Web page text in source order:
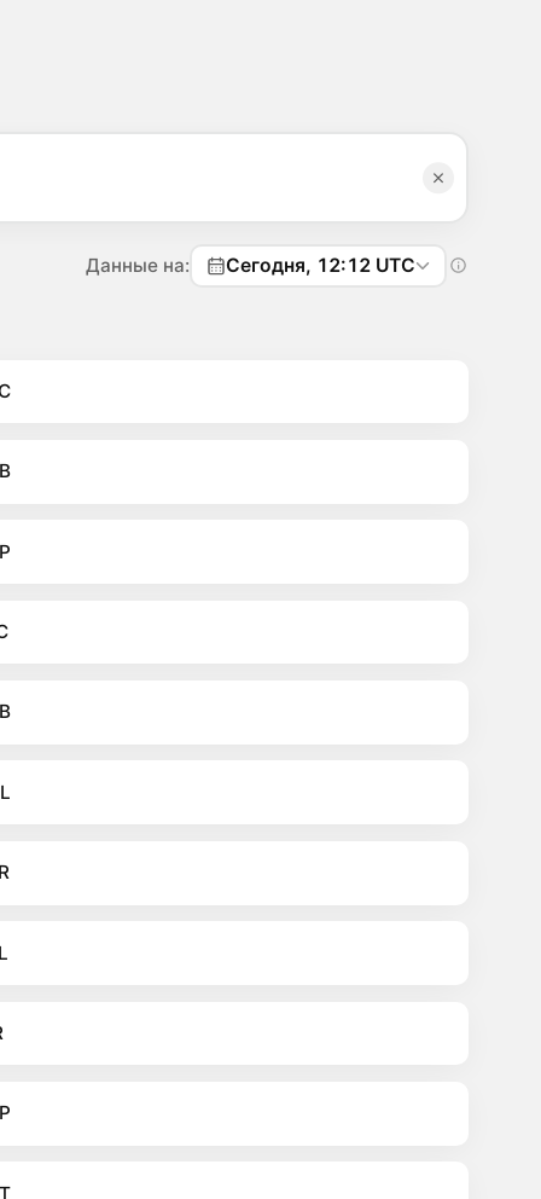
Данные на: Сегодня, 12:12 UTC